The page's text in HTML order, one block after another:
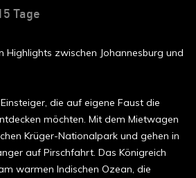
Tage
Highlights zwischen Johannesburg und
die auf eigene Faust die
möchten. Mit dem Mietwagen
Krüger-Nationalpark und gehen in
auf Pirschfahrt. Das Königreich
warmen Indischen Ozean, die